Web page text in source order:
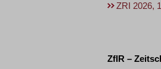
ZRI 2026,
ZfIR –